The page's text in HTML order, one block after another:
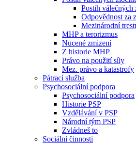
Postih válečných
Odpovědnost za
Mezinárodní
MHP a terorizmus
Nucené zmizení
Z historie MHP
Právo na použití síly
Mez. právo a katastrofy
Pátrací služba
Psychosociální podpora
Psychosociální podpora
Historie PSP
Vzdělávání v PSP
Národní tým PSP
Zvládneš to
Sociální činnosti